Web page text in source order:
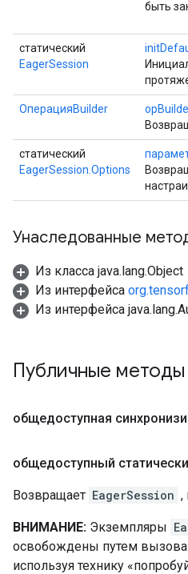
быть
статический
EagerSession
ОперацияBuilder
статический
EagerSession.Options
Унаследованные
Из класса java.lang.Object
Из интерфейса
Из интерфейса
Публичные методы
общедоступная
общедоступный
Возвращает EagerSession ,
ВНИМАНИЕ: Экземпляры
освобождены путем вызова
используя технику